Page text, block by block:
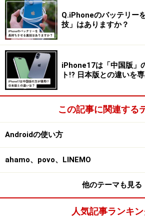
2020年は「DJI Mini 2」という機種
す。昨今注目されているドローンで
デルは航空法の規制があり、飛行条
ます。この航空法の規制外な199gド
Mavic Mini」がありましたが、さら
DJI Mini 2がリリースされました。飛
送距離が大幅に伸びており、4K動画
上位機種に匹敵するドローンとなっ
高機能な小型iPhone
2020年はiPhone 12と同等機能な
Q.iPhoneのバッテリー
技」はありますか？
iPhone17は「中国版」
ト!? 日本版との違いを
この記事に関連する
Androidの使い方
ahamo、povo、LINEMO
他のテーマも見る
人気記事ランキ